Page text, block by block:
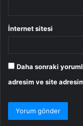
İnternet sitesi
Daha sonraki
adresim ve site